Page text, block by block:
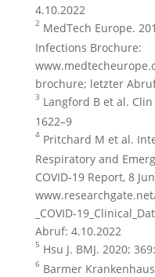
4.10.2022
2 MedTech Europe.
Infections Brochure:
brochure; letzter
3 Langford B et al.
1622–9
4Pritchard M et al.
Respiratory and
COVID-19 Report, 8
_COVID-
Abruf: 4.10.2022
5 Hsu J. BMJ. 2020;
6Barmer